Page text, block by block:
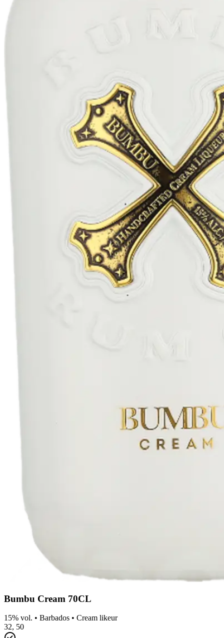
Bumbu Cream 70CL
15% vol. • Barbados • Cream likeur
32, 50